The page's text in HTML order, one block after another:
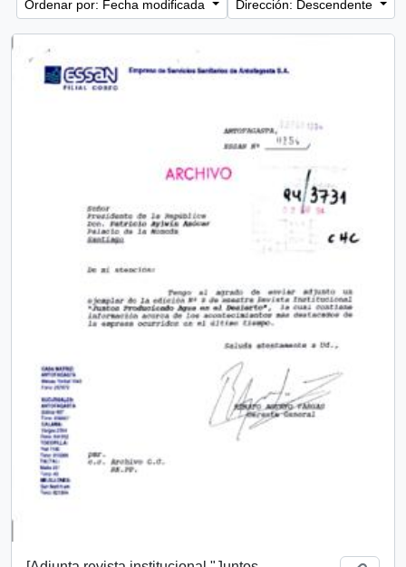
Ordenar por: Fecha modificada
Dirección: Descendente